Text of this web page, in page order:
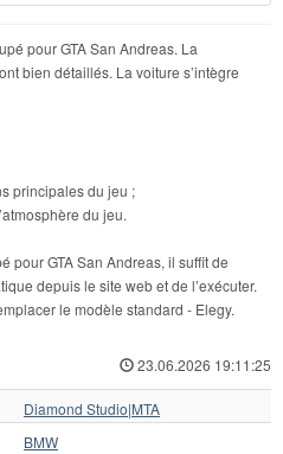
pour GTA San Andreas. La
bien détaillés. La voiture s’intègre
principales du jeu ;
du jeu.
pour GTA San Andreas, il suffit de
depuis le site web et de l’exécuter.
le modèle standard - Elegy.
23.06.2026 19:11:25
Diamond Studio|MTA
BMW